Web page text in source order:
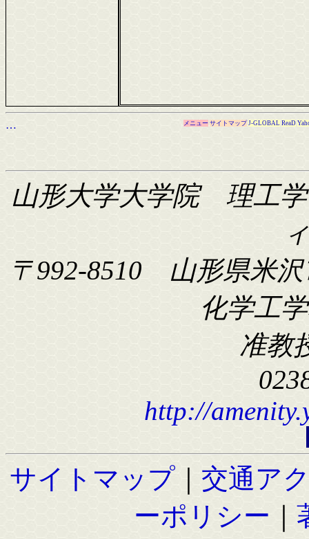
… メニュー サイトマップ J-GLOBAL ReaD
山形大学大学院 理工
〒992-8510 山形県米沢
化学工
准教
http://
サイトマップ
交通ア
ーポリシー